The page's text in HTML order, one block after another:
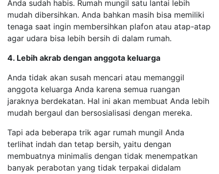
Anda sudah habis. Rumah mungil satu lantai lebih
mudah dibersihkan. Anda bahkan masih bisa memiliki
tenaga saat ingin membersihkan plafon atau atap-atap
agar udara bisa lebih bersih di dalam rumah.
4. Lebih akrab dengan anggota keluarga
Anda tidak akan susah mencari atau memanggil
anggota keluarga Anda karena semua ruangan
jaraknya berdekatan. Hal ini akan membuat Anda lebih
mudah bergaul dan bersosialisasi dengan mereka.
Tapi ada beberapa trik agar rumah mungil Anda
terlihat indah dan tetap bersih, yaitu dengan
membuatnya minimalis dengan tidak menempatkan
banyak perabotan yang tidak terpakai didalam